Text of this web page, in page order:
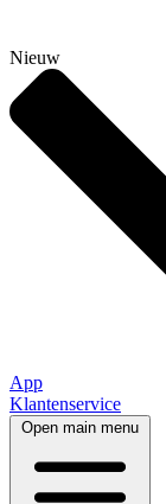
Nieuw
App
Klantenservice
Open main menu